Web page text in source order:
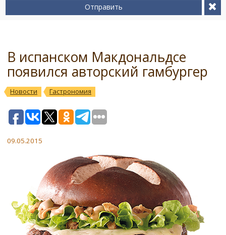
Отправить
В испанском Макдональдсе
появился авторский гамбургер
Новости Гастрономия
09.05.2015